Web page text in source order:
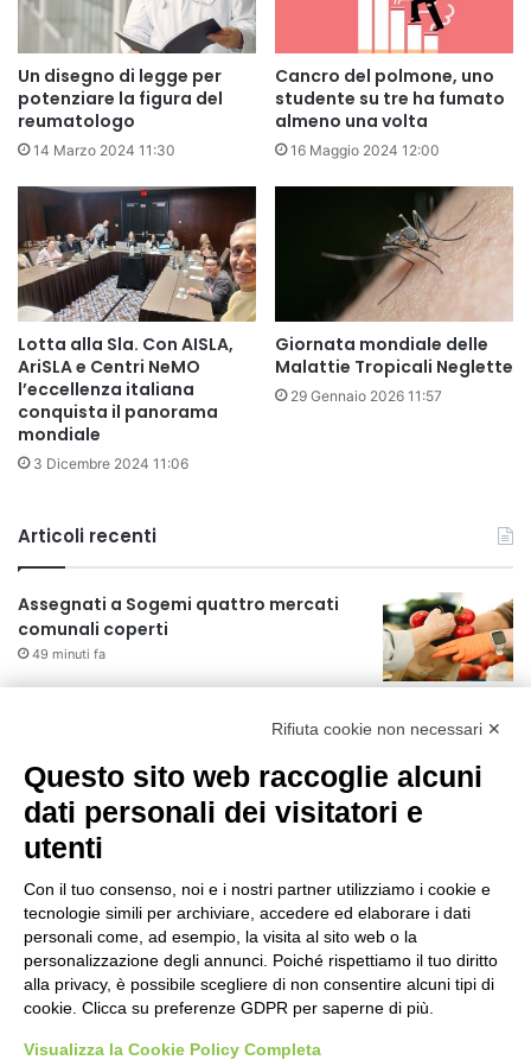
Un disegno di legge per
potenziare la figura del
reumatologo
14 Marzo 2024 11:30
Cancro del polmone, uno
studente su tre ha fumato
almeno una volta
16 Maggio 2024 12:00
Lotta alla Sla. Con AISLA,
AriSLA e Centri NeMO
l’eccellenza italiana
conquista il panorama
mondiale
3 Dicembre 2024 11:06
Giornata mondiale delle
Malattie Tropicali Neglette
29 Gennaio 2026 11:57
Articoli recenti
Assegnati a Sogemi quattro mercati
comunali coperti
49 minuti fa
Guidi Cingolani, Zampori e Marchelli
Piano straordinario casa, aperti
concorsi internazionali
Rapporto OsMed 2025 sull’uso dei
farmaci in Italia
1 giorno fa
dei ghiacciai del pianeta
Rifiuta cookie non necessari ✕
Questo sito web raccoglie alcuni
dati personali dei visitatori e
utenti
Con il tuo consenso, noi e i nostri partner utilizziamo i cookie e
tecnologie simili per archiviare, accedere ed elaborare i dati
personali come, ad esempio, la visita al sito web o la
personalizzazione degli annunci. Poiché rispettiamo il tuo diritto
alla privacy, è possibile scegliere di non consentire alcuni tipi di
cookie. Clicca su preferenze GDPR per saperne di più.
Visualizza la Cookie Policy Completa